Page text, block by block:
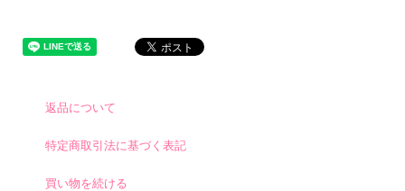
返品について
特定商取引法に基づく表記
買い物を続ける